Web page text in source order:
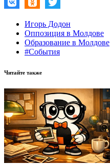
Игорь Додон
Оппозиция в Молдове
Образование в Молдове
#События
Читайте также